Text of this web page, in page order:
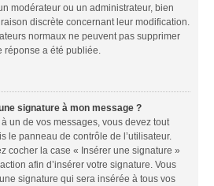
modérateur ou un administrateur, bien
discrète concernant leur modification.
normaux ne peuvent pas supprimer
a été publiée.
signature à mon message ?
un de vos messages, vous devez tout
le panneau de contrôle de l’utilisateur.
cocher la case « Insérer une signature »
afin d’insérer votre signature. Vous
signature qui sera insérée à tous vos